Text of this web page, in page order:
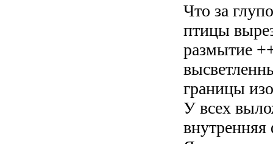
Что за
птицы
размытие
границы
У всех
внутренняя